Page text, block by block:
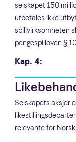
selskapet 150
utbetales ikke
spillvirksomheten
pengespilloven §
Kap. 4:
Selskapets aksjer
relevante for